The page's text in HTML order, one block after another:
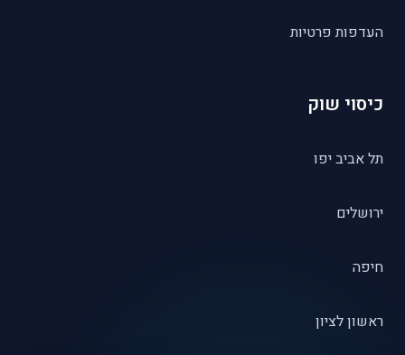
העדפות פרטיות
כיסוי שוק
תל אביב יפו
ירושלים
חיפה
ראשון לציון